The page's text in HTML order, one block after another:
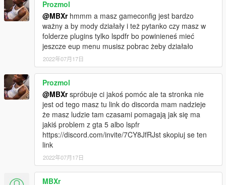
inspection and border guard.
The modification adds polish EUP menu (272 uniforms, 158
uniforms for men and 114 for women) and you can have more
uniforms, when you will choose addons like hats or decals to
create your unique uniform.
Polish uniforms can be used by player in the EUP Menu and by
AI in the LSPDFR.
Concact:
polishemergencyv@gmail.com
https://discord.gg/JNW7Hajgwj
https://www.facebook.com/PolishEmergencyV
Polish LSPDFR backup system is created to work well with our
polish vehicles.
If you do not have these modifications, you should install them
to avoid game crashes and to have better gameplay with all
polish vehicles:
Prozmol
@MBXrhmmm a masz gameconfig jest bardzo
ważny a by mody działały i też pytanko czy masz w
folderze plugins tylko lspdfr bo powinieneś mieć
jeszcze eup menu musisz pobrac żeby działało
2022年07月17日
Prozmol
@MBXrspróbuje ci jakoś pomóc ale ta stronka nie
jest od tego masz tu link do discorda mam nadzieje
że masz ludzie tam czasami pomagają jak się ma
jakiś problem z gta 5 albo lspfr
https://discord.com/invite/7CY8JfRJst skopiuj se ten
link
2022年07月17日
MBXr